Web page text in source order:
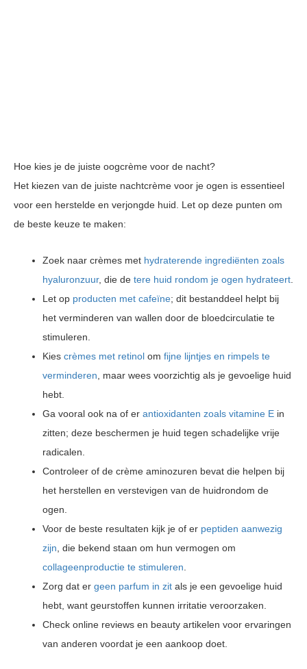
Hoe kies je de juiste oogcrème voor de nacht?
Het kiezen van de juiste nachtcrème voor je ogen is essentieel
voor een herstelde en verjongde huid. Let op deze punten om
de beste keuze te maken:
Zoek naar crèmes met hydraterende ingrediënten zoals
hyaluronzuur, die de tere huid rondom je ogen hydrateert
Let op producten met cafeïne; dit bestanddeel helpt bij
het verminderen van wallen door de bloedcirculatie te
stimuleren.
Kies crèmes met retinol om fijne lijntjes en rimpels te
verminderen , maar wees voorzichtig als je gevoelige huid
hebt.
Ga vooral ook na of er antioxidanten zoals vitamine E in
zitten; deze beschermen je huid tegen schadelijke vrije
radicalen.
Controleer of de crème aminozuren bevat die helpen bij
het herstellen en verstevigen van de huidrondom de
ogen.
Voor de beste resultaten kijk je of er peptiden aanwezig
zijn , die bekend staan om hun vermogen om
collageenproductie te stimuleren
Zorg dat er geen parfum in zit als je een gevoelige huid
hebt, want geurstoffen kunnen irritatie veroorzaken.
Check online reviews en beauty artikelen voor ervaringen
van anderen voordat je een aankoop doet.